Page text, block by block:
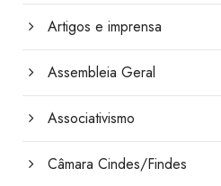
Artigos e imprensa
Assembleia Geral
Associativismo
Câmara Cindes/Findes